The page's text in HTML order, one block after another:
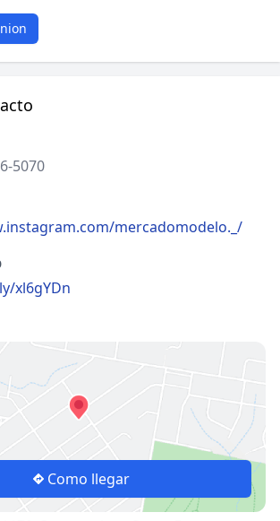
5070
mercadomodelo._/
xl6gYDn
Como llegar